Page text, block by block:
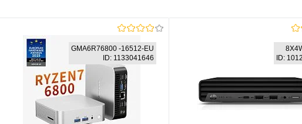
GMA6R76800 -16512-EU
ID: 1133041646
ID: